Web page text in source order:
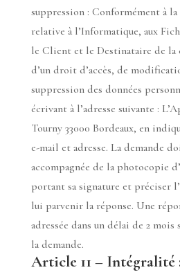
suppression : Conformément à
relative à l’Informatique, aux
le Client et le Destinataire de la
d’un droit d’accès, de
suppression des données
écrivant à l’adresse suivante :
Tourny 33000 Bordeaux, en
e-mail et adresse. La demande
accompagnée de la photocopie
portant sa signature et préciser
lui parvenir la réponse. Une
adressée dans un délai de 2
la demande.
Article 11 – Intégralité